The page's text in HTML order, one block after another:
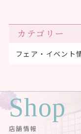
カテゴリー
フェア・イベント
Shop
店舗情報